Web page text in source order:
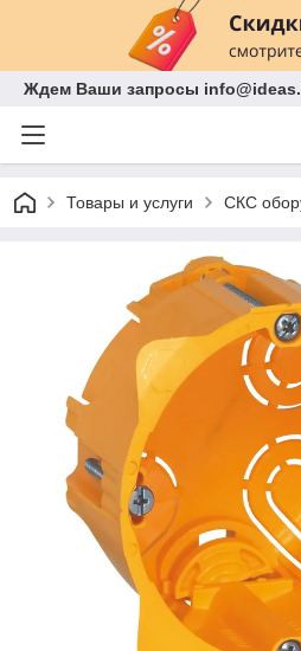
Ждем Ваши запросы
Товары и услуги СКС